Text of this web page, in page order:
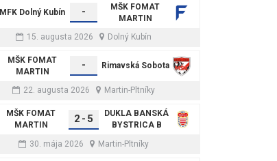
MFK Dolný Kubín -
MŠK FOMAT
MARTIN
15. augusta 2026
Dolný Kubín
MŠK FOMAT
MARTIN
- Rimavská Sobota
22. augusta 2026 Martin-Pltníky
MŠK FOMAT
MARTIN
2 - 5
DUKLA BANSKÁ
BYSTRICA B
30. mája 2026
Martin-Pltníky